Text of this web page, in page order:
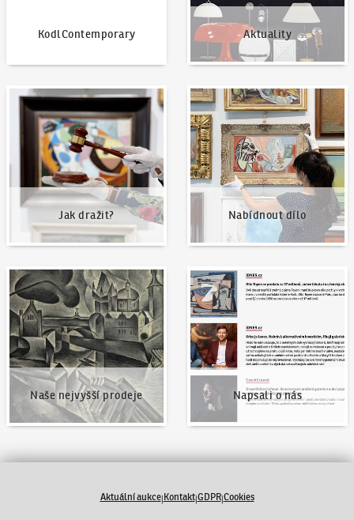
KodlContemporary Aktuality
Jak dražit?
Jak dražit?
Nabídnout dílo
Nabídnout dílo
Naše nejvyšší prodeje
Naše nejvyšší prodeje
Napsali o nás
Napsali o nás
Aktuální aukce|Kontakt|GDPR|Cookies